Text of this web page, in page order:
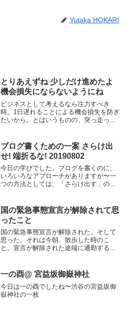
Yutaka HOKARI
とりあえずね 少しだけ進めたよ
機会損失にならないようにね
ビジネスとして考えるなら注力すべき
時。1日遅れることによる機会損失を防ぎ
たいから。とはいうものの、突っ走って
ブログ書くための一案 さらけ出
せ! 端折るな! 20190802
今日の学びでした。ブログを書くのに、
いろいろなアプローチがありますが〜一
つの方法としては、「さらけ出す」のも
ヤって出したいところですが、なかなか
難しいところもあり。ここ...
国の緊急事態宣言が解除されて思
ったこと
国の緊急事態宣言が解除された。そして
思った。それは今朝、散歩した時のこ
と。宣言が解除された途端に通勤する人
クしていて考えていたことだが、会社な
どの物理的な器が必要なのだ...
一の酉@ 宮益坂御嶽神社
今日は一の酉でしたね〜渋谷の宮益坂御
嶽神社の一枚